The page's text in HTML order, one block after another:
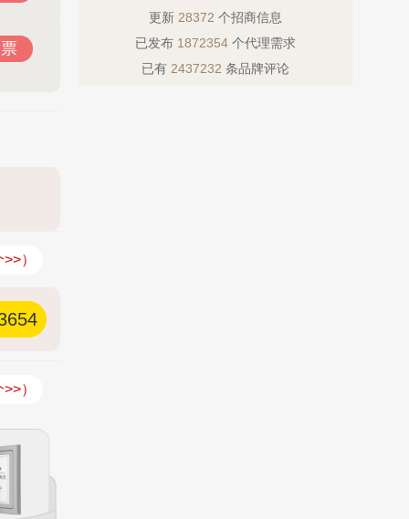
）
）
更新 28372 个招商信息
已发布 1872354 个代理需求
已有 2437232 条品牌评论